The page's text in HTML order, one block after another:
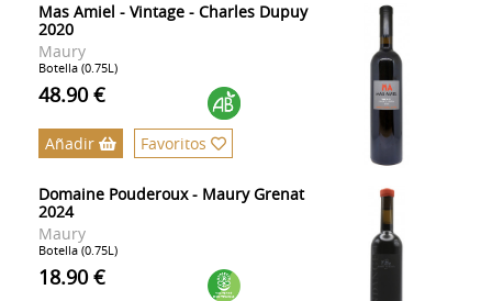
Mas Amiel - Vintage - Charles Dupuy
2020
Maury
Botella (0.75L)
48.90 €
Añadir Favoritos
Domaine Pouderoux - Maury Grenat
2024
Maury
Botella (0.75L)
18.90 €